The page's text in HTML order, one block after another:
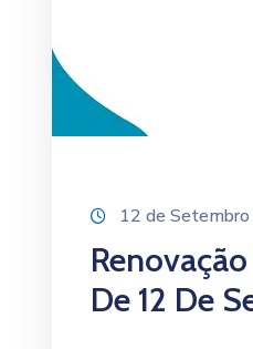
12 de
De 12 De